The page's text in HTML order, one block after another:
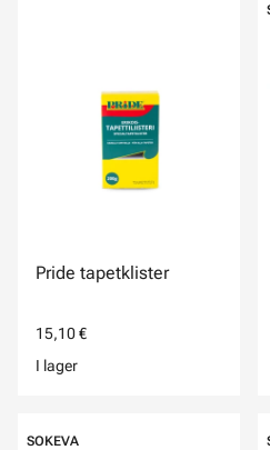
Pride tapetklister
15,10 €
I lager
SOKEVA